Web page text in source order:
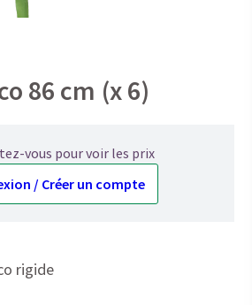
86 cm (x 6)
rigide
vous pour voir les prix
/ Créer un compte